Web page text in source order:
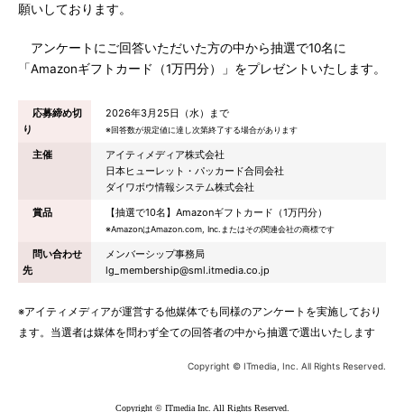
願いしております。
アンケートにご回答いただいた方の中から抽選で10名に
「Amazonギフトカード（1万円分）」をプレゼントいたします。
応募締め切
り
2026年3月25日（水）まで
※回答数が規定値に達し次第終了する場合があります
主催
アイティメディア株式会社
日本ヒューレット・パッカード合同会社
ダイワボウ情報システム株式会社
賞品
【抽選で10名】Amazonギフトカード（1万円分）
※AmazonはAmazon.com, Inc.またはその関連会社の商標です
問い合わせ
先
メンバーシップ事務局
lg_membership@sml.itmedia.co.jp
※アイティメディアが運営する他媒体でも同様のアンケートを実施しており
ます。当選者は媒体を問わず全ての回答者の中から抽選で選出いたします
Copyright © ITmedia, Inc. All Rights Reserved.
Copyright © ITmedia Inc. All Rights Reserved.